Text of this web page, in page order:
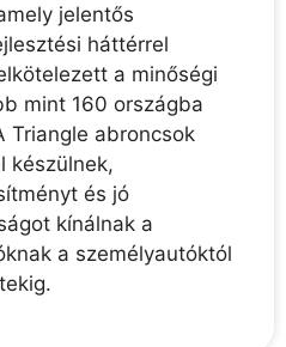
jelentős
háttérrel
a minőségi
mint 160 országba
Triangle abroncsok
készülnek,
és jó
kínálnak a
a személyautóktól